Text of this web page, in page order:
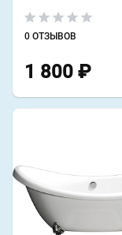
0 ОТЗЫВОВ
1 800 ₽